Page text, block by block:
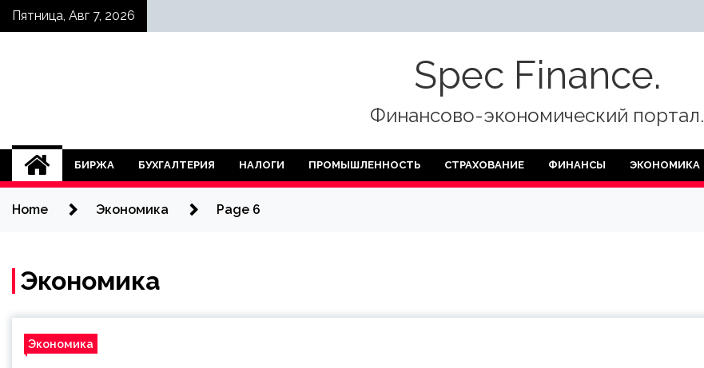
SkipПятница, Авг 7, 2026
Spec Finance.
Финансово-экономический портал.
БИРЖА БУХГАЛТЕРИЯ НАЛОГИ ПРОМЫШЛЕННОСТЬ СТРАХОВАНИЕ ФИНАНСЫ ЭКОНОМИКА
Home Экономика Page 6
Экономика
Экономика